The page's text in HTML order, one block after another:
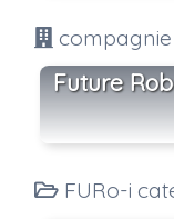
compagnie
Future
FURo-i